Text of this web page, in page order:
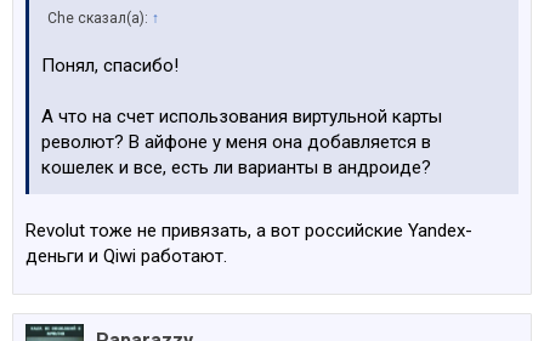
Che сказал(а): ↑
Понял, спасибо!
А что на счет использования виртульной карты
револют? В айфоне у меня она добавляется в
кошелек и все, есть ли варианты в андроиде?
Revolut тоже не привязать, а вот российские Yandex-
деньги и Qiwi работают.